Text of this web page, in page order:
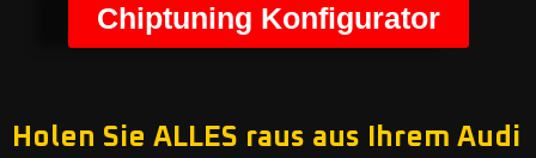
Chiptuning Konfigurator
Holen Sie ALLES raus aus Ihrem Audi